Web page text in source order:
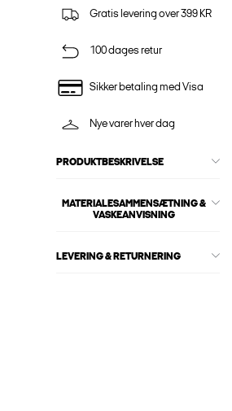
Gratis levering over 399 KR
100 dages retur
Sikker betaling med Visa
Nye varer hver dag
PRODUKTBESKRIVELSE
MATERIALESAMMENSÆTNING &
VASKEANVISNING
LEVERING & RETURNERING